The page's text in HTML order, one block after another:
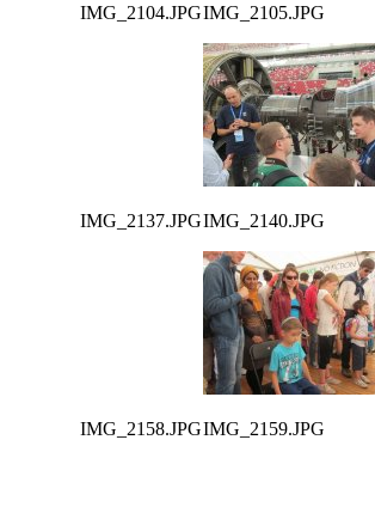
IMG_2104.JPGIMG_2105.JPG
IMG_2137.JPGIMG_2140.JPG
IMG_2158.JPGIMG_2159.JPG